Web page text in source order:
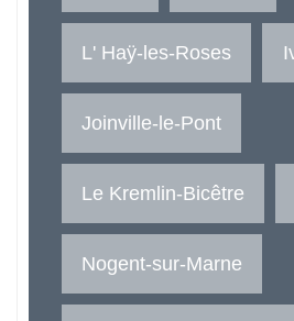
L' Haÿ-les-Roses
Joinville-le-Pont
Le Kremlin-Bicêtre
Nogent-sur-Marne